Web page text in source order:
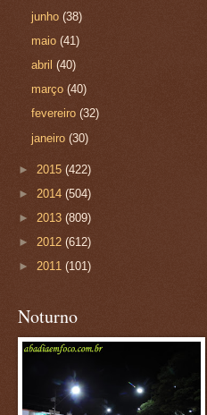
junho(38)
maio(41)
abril(40)
março(40)
fevereiro(32)
janeiro(30)
► 2015 (422)
► 2014 (504)
► 2013 (809)
► 2012 (612)
► 2011 (101)
Noturno